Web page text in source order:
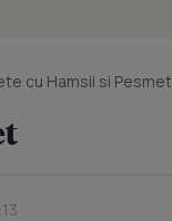
cu Hamsii si Pesmet